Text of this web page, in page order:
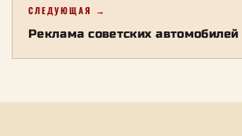
СЛЕДУЮЩАЯ →
Реклама советских автомобилей